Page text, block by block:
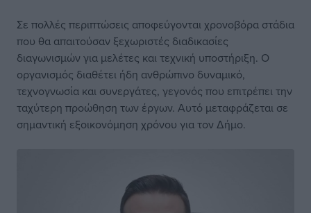
Σε πολλές περιπτώσεις αποφεύγονται χρονοβόρα στάδια
που θα απαιτούσαν ξεχωριστές διαδικασίες
διαγωνισμών για μελέτες και τεχνική υποστήριξη. Ο
οργανισμός διαθέτει ήδη ανθρώπινο δυναμικό,
τεχνογνωσία και συνεργάτες, γεγονός που επιτρέπει την
ταχύτερη προώθηση των έργων. Αυτό μεταφράζεται σε
σημαντική εξοικονόμηση χρόνου για τον Δήμο.